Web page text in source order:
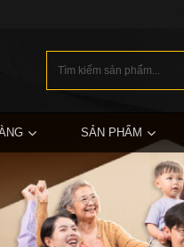
SẢN PHẨM